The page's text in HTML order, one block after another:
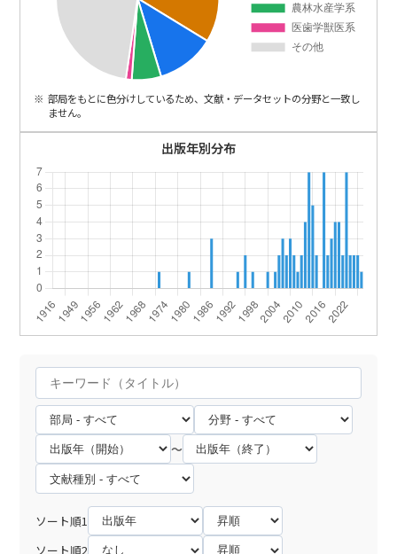
部局をもとに色分けしているため、文献・データセットの分野と一致し
ません。
出版年別分布
～
ソート順1
ソート順2